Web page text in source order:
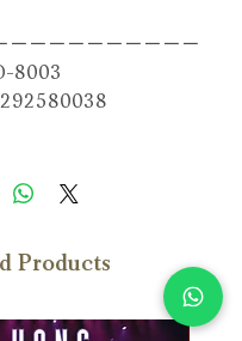
－－－－－－－－－－
8003
Products
With